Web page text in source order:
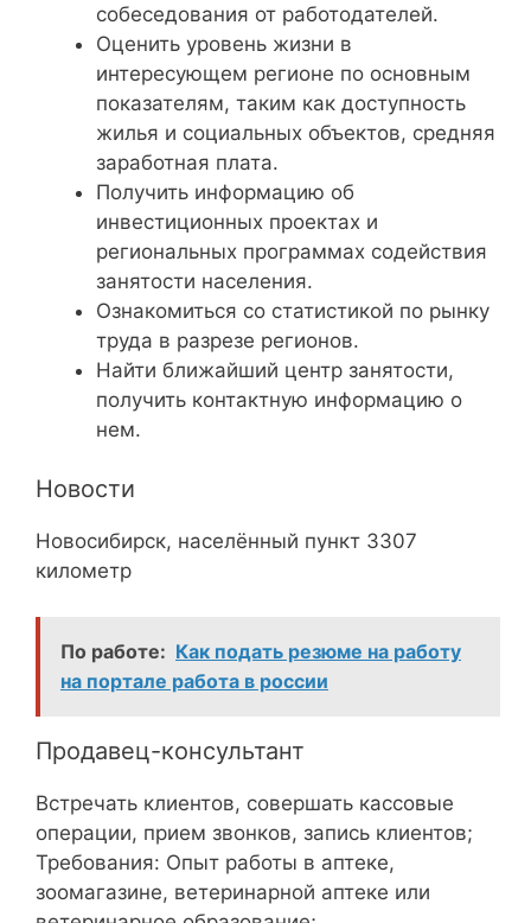
собеседования от работодателей.
Оценить уровень жизни в
интересующем регионе по основным
показателям, таким как доступность
жилья и социальных объектов, средняя
заработная плата.
Получить информацию об
инвестиционных проектах и
региональных программах содействия
занятости населения.
Ознакомиться со статистикой по рынку
труда в разрезе регионов.
Найти ближайший центр занятости,
получить контактную информацию о
нем.
Новости
Новосибирск, населённый пункт 3307
километр
По работе: Как подать резюме на работу
на портале работа в россии
Продавец-консультант
Встречать клиентов, совершать кассовые
операции, прием звонков, запись клиентов;
Требования: Опыт работы в аптеке,
зоомагазине, ветеринарной аптеке или